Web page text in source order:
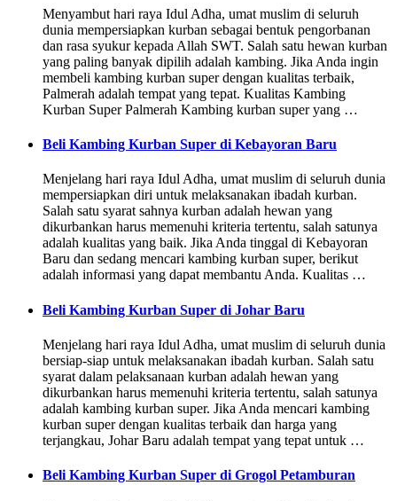
Menyambut hari raya Idul Adha, umat muslim di seluruh
dunia mempersiapkan kurban sebagai bentuk pengorbanan
dan rasa syukur kepada Allah SWT. Salah satu hewan kurban
yang paling banyak dipilih adalah kambing. Jika Anda ingin
membeli kambing kurban super dengan kualitas terbaik,
Palmerah adalah tempat yang tepat. Kualitas Kambing
Kurban Super Palmerah Kambing kurban super yang …
Beli Kambing Kurban Super di Kebayoran Baru
Menjelang hari raya Idul Adha, umat muslim di seluruh dunia
mempersiapkan diri untuk melaksanakan ibadah kurban.
Salah satu syarat sahnya kurban adalah hewan yang
dikurbankan harus memenuhi kriteria tertentu, salah satunya
adalah kualitas yang baik. Jika Anda tinggal di Kebayoran
Baru dan sedang mencari kambing kurban super, berikut
adalah informasi yang dapat membantu Anda. Kualitas …
Beli Kambing Kurban Super di Johar Baru
Menjelang hari raya Idul Adha, umat muslim di seluruh dunia
bersiap-siap untuk melaksanakan ibadah kurban. Salah satu
syarat dalam pelaksanaan kurban adalah hewan yang
dikurbankan harus memenuhi kriteria tertentu, salah satunya
adalah kambing kurban super. Jika Anda mencari kambing
kurban super dengan kualitas terbaik dan harga yang
terjangkau, Johar Baru adalah tempat yang tepat untuk …
Beli Kambing Kurban Super di Grogol Petamburan